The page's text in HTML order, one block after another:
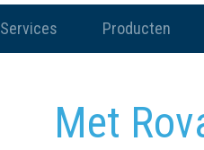
Services Producten
Met